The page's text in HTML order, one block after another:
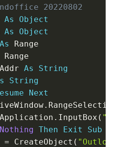
20220802
As
Object
As
Object
As Range
Range
As
String
String
Next
.
. InputBox (
Nothing Then Exit
Sub
= CreateObject (